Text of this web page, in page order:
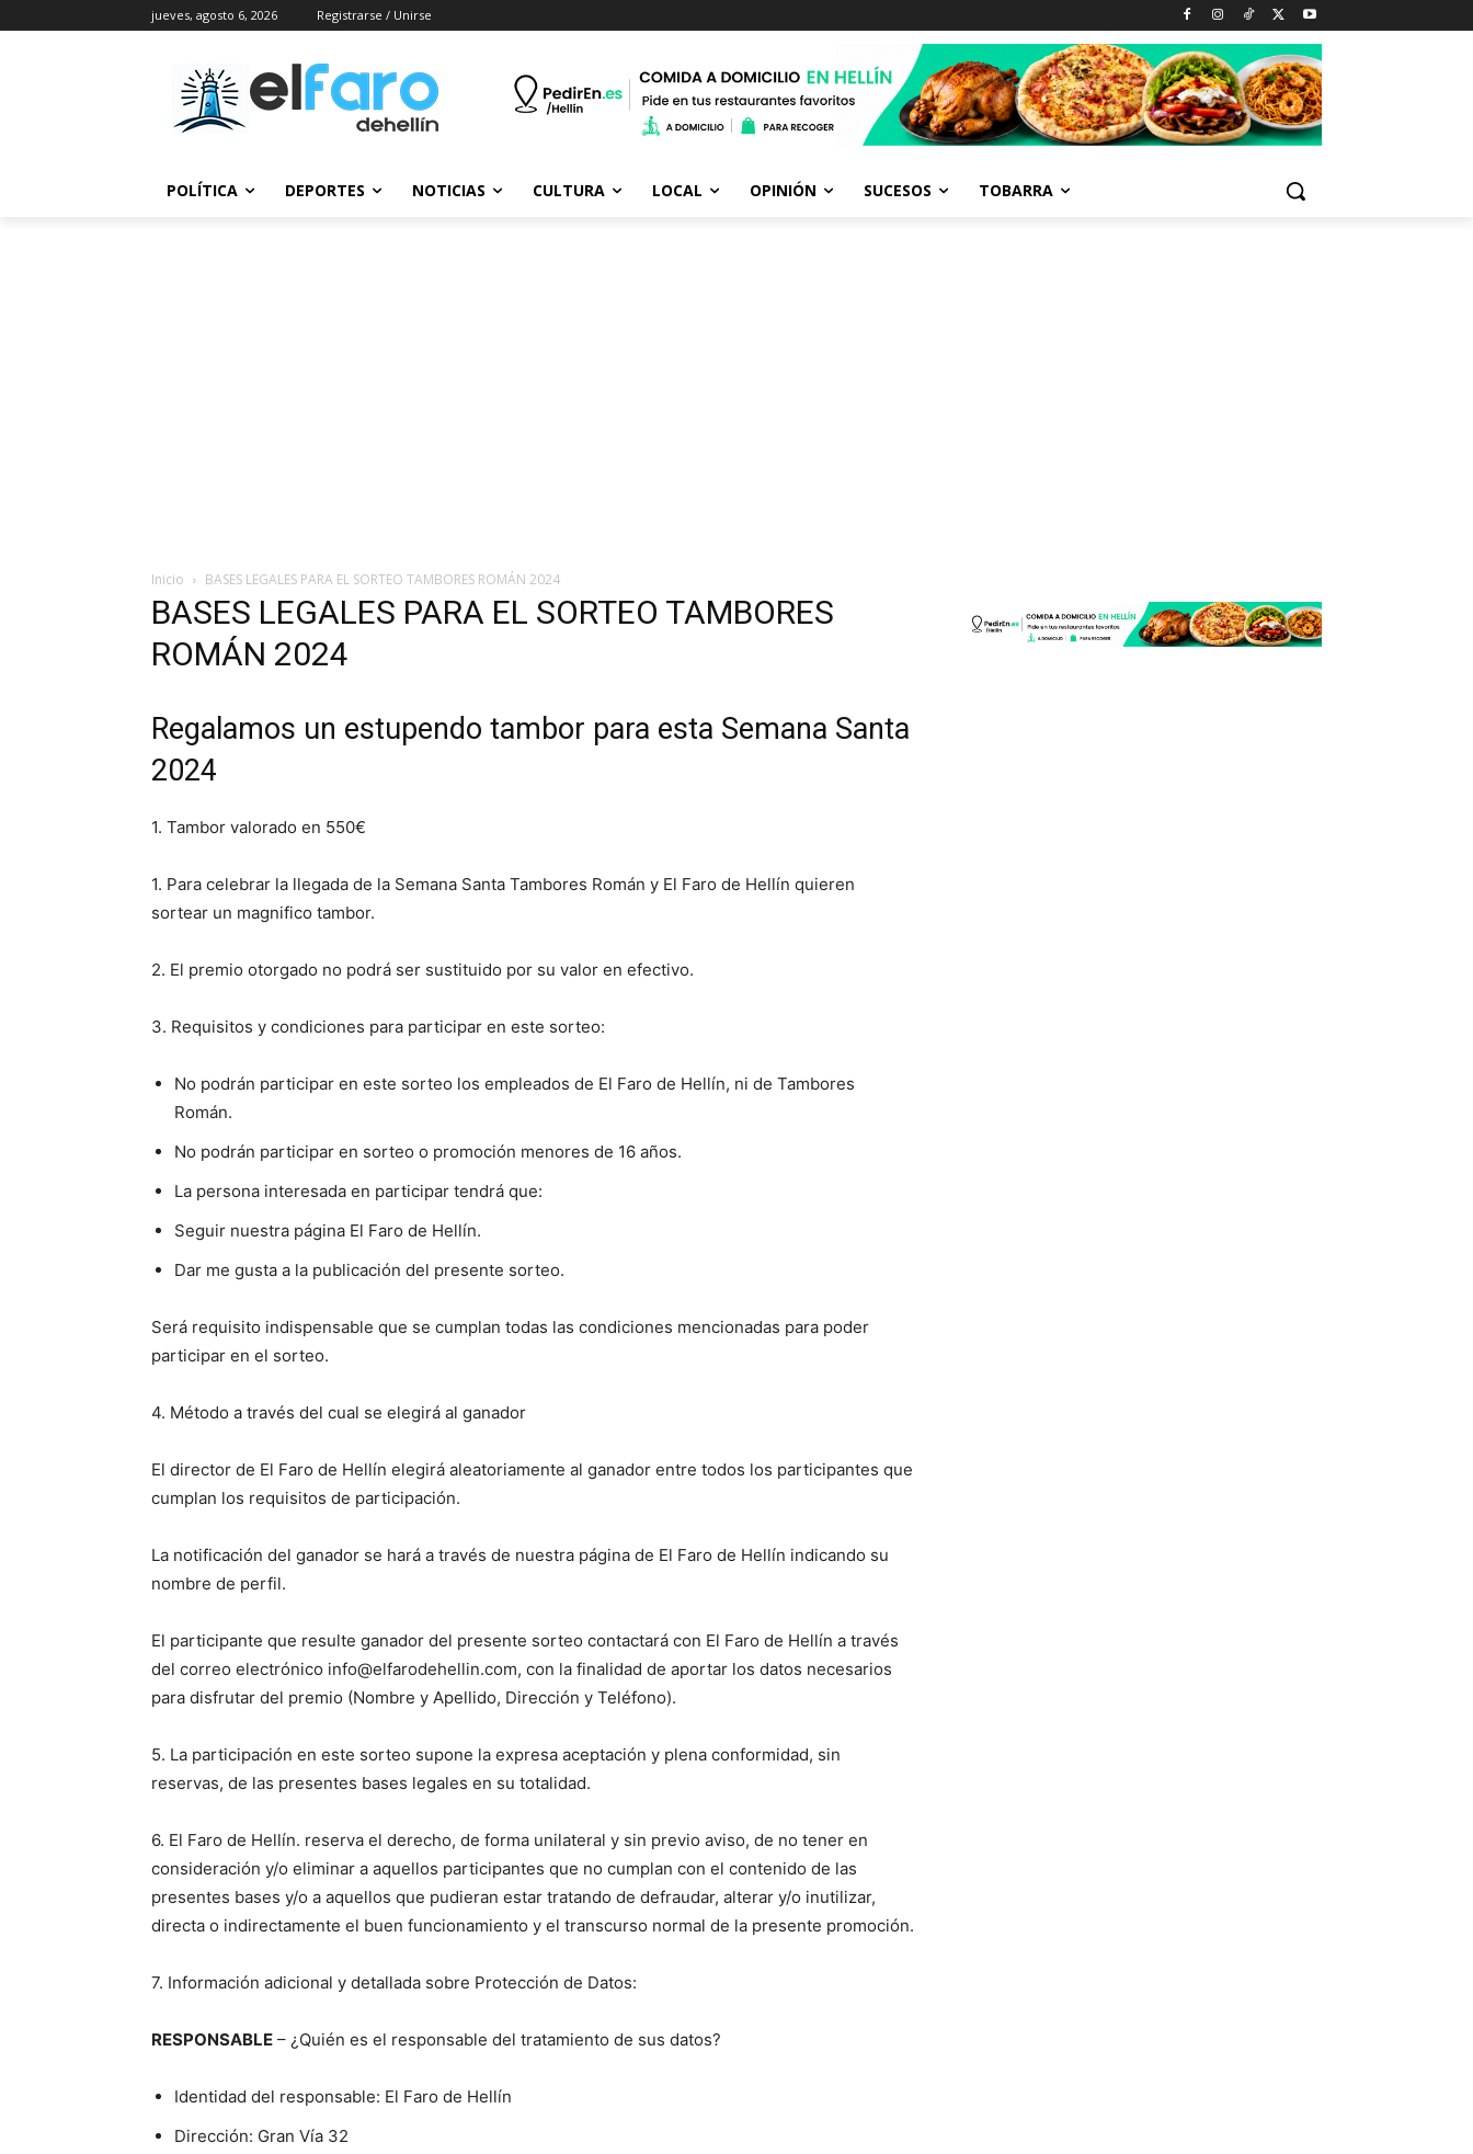
jueves, agosto 6, 2026 Registrarse / Unirse
POLÍTICA DEPORTES NOTICIAS CULTURA LOCAL OPINIÓN SUCESOS TOBARRA
Inicio BASES LEGALES PARA EL SORTEO TAMBORES ROMÁN 2024
BASES LEGALES PARA EL SORTEO TAMBORES
ROMÁN 2024
Regalamos un estupendo tambor para esta Semana Santa
2024
1. Tambor valorado en 550€
1. Para celebrar la llegada de la Semana Santa Tambores Román y El Faro de Hellín quieren
sortear un magnifico tambor.
2. El premio otorgado no podrá ser sustituido por su valor en efectivo.
3. Requisitos y condiciones para participar en este sorteo:
No podrán participar en este sorteo los empleados de El Faro de Hellín, ni de Tambores
Román.
No podrán participar en sorteo o promoción menores de 16 años.
La persona interesada en participar tendrá que:
Seguir nuestra página El Faro de Hellín.
Dar me gusta a la publicación del presente sorteo.
Será requisito indispensable que se cumplan todas las condiciones mencionadas para poder
participar en el sorteo.
4. Método a través del cual se elegirá al ganador
El director de El Faro de Hellín elegirá aleatoriamente al ganador entre todos los participantes que
cumplan los requisitos de participación.
La notificación del ganador se hará a través de nuestra página de El Faro de Hellín indicando su
nombre de perfil.
El participante que resulte ganador del presente sorteo contactará con El Faro de Hellín a través
del correo electrónico info@elfarodehellin.com, con la finalidad de aportar los datos necesarios
para disfrutar del premio (Nombre y Apellido, Dirección y Teléfono).
5. La participación en este sorteo supone la expresa aceptación y plena conformidad, sin
reservas, de las presentes bases legales en su totalidad.
6. El Faro de Hellín. reserva el derecho, de forma unilateral y sin previo aviso, de no tener en
consideración y/o eliminar a aquellos participantes que no cumplan con el contenido de las
presentes bases y/o a aquellos que pudieran estar tratando de defraudar, alterar y/o inutilizar,
directa o indirectamente el buen funcionamiento y el transcurso normal de la presente promoción.
7. Información adicional y detallada sobre Protección de Datos:
RESPONSABLE – ¿Quién es el responsable del tratamiento de sus datos?
Identidad del responsable: El Faro de Hellín
Dirección: Gran Vía 32